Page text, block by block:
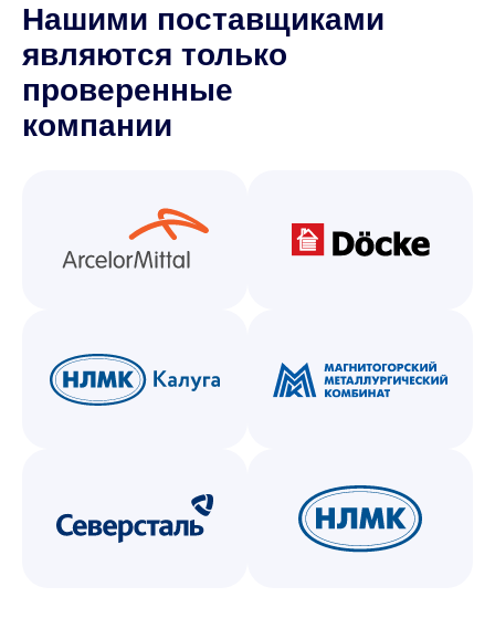
Нашими поставщиками
являются только
проверенные
компании